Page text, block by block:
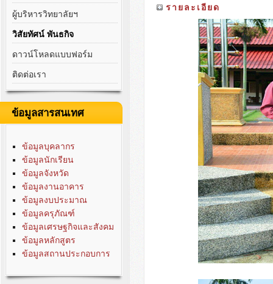
ผู้บริหารวิทยาลัยฯ
วิสัยทัศน์ พันธกิจ
ดาวน์โหลดแบบฟอร์ม
ติดต่อเรา
ข้อมูลสารสนเทศ
ข้อมูลบุคลากร
ข้อมูลนักเรียน
ข้อมูลจังหวัด
ข้อมูลงานอาคาร
ข้อมูลงบประมาณ
ข้อมูลครุภัณฑ์
ข้อมูลเศรษฐกิจและสังคม
ข้อมูลหลักสูตร
ข้อมูลสถานประกอบการ
รายละเอียด